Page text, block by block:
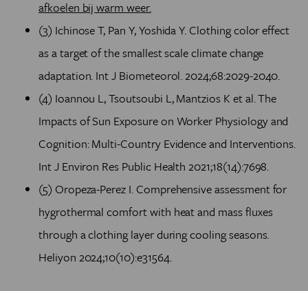
afkoelen bij warm weer.
(3) Ichinose T, Pan Y, Yoshida Y. Clothing color effect
as a target of the smallest scale climate change
adaptation. Int J Biometeorol. 2024;68:2029-2040.
(4) Ioannou L, Tsoutsoubi L, Mantzios K et al. The
Impacts of Sun Exposure on Worker Physiology and
Cognition: Multi-Country Evidence and Interventions.
Int J Environ Res Public Health 2021;18(14):7698.
(5) Oropeza-Perez I. Comprehensive assessment for
hygrothermal comfort with heat and mass fluxes
through a clothing layer during cooling seasons.
Heliyon 2024;10(10):e31564.